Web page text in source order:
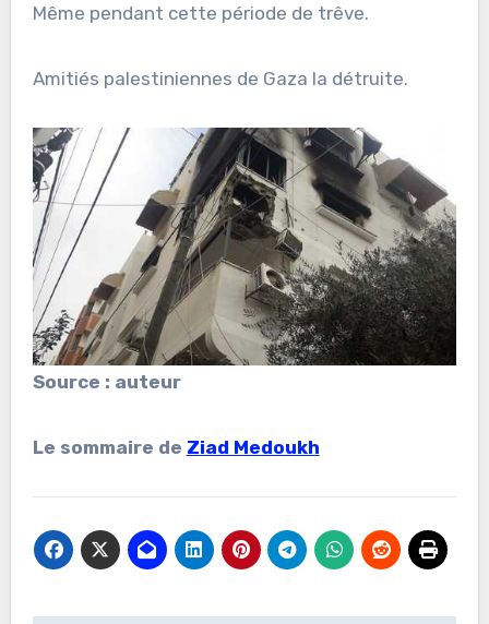
Même pendant cette période de trêve.
Amitiés palestiniennes de Gaza la détruite.
Source : auteur
Le sommaire de Ziad Medoukh